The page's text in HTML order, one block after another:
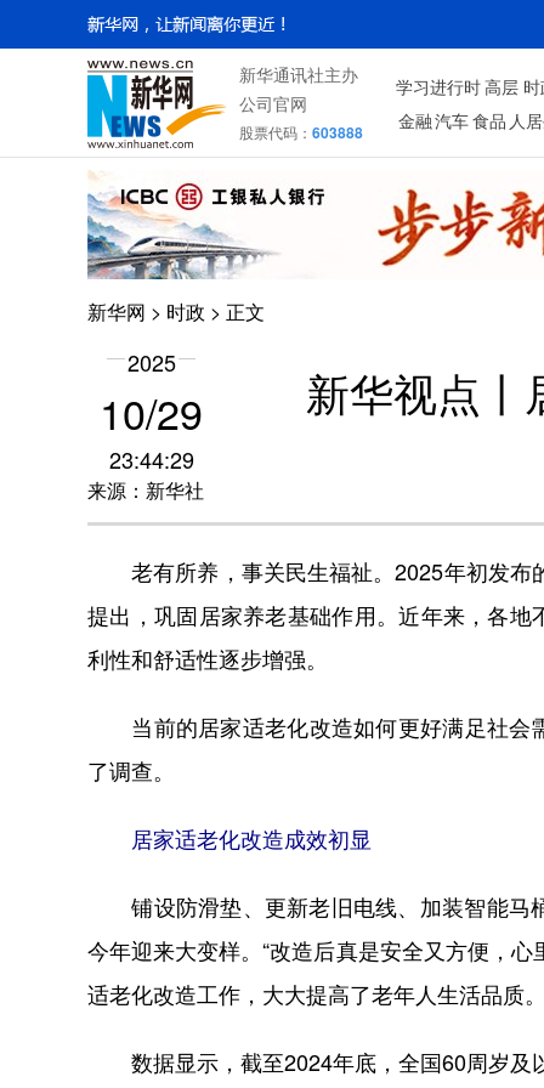
新华通讯社主办
公司官网
股票代码： 603888
学习进行时 高层
金融 汽车 食品 人
新华网 > 时政 > 正文
2025
10/29
23:44:29
来源：新华社
新华视点丨
老有所养，事关民生福祉。2025年初发布
提出，巩固居家养老基础作用。近年来，各
利性和舒适性逐步增强。
当前的居家适老化改造如何更好满足社会需
了调查。
居家适老化改造成效初显
铺设防滑垫、更新老旧电线、加装智能马
今年迎来大变样。“改造后真是安全又方便，
适老化改造工作，大大提高了老年人生活品质
数据显示，截至2024年底，全国60周岁及